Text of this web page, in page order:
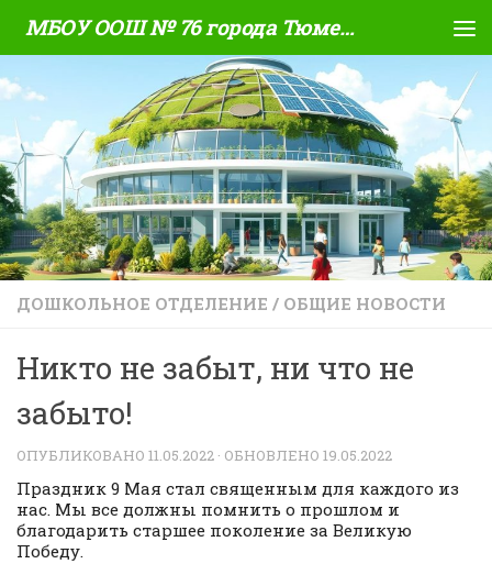
Skip to content МБОУ ООШ № 76 города Тюмени
ДОШКОЛЬНОЕ ОТДЕЛЕНИЕ / ОБЩИЕ НОВОСТИ
Никто не забыт, ни что не
забыто!
ОПУБЛИКОВАНО 11.05.2022 · ОБНОВЛЕНО 19.05.2022
Праздник 9 Мая стал священным для каждого из
нас. Мы все должны помнить о прошлом и
благодарить старшее поколение за Великую
Победу.